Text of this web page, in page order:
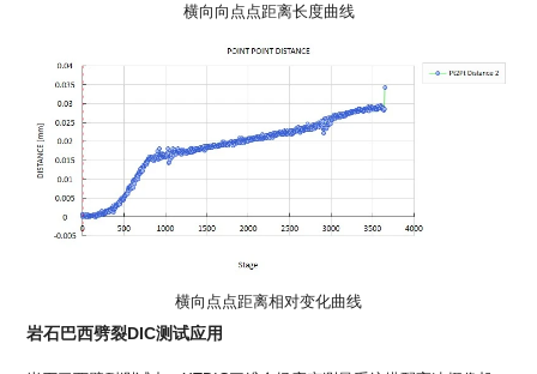
横向向点点距离长度曲线
横向点点距离相对变化曲线
岩石巴西劈裂DIC测试应用